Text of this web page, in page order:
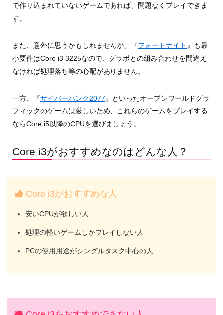
で作り込まれていないゲームであれば、問題なくプレイできま
す。
また、意外に思うかもしれませんが、『フォートナイト 』も最
小要件はCore i3 3225なので、グラボとの組み合わせを間違え
なければ処理落ち等の心配がありません。
一方、『サイバーパンク2077 』といったオープンワールドグラ
フィックのゲームは厳しいため、これらのゲームをプレイする
ならCore i5以降のCPUを選びましょう。
Core i3がおすすめなのはどんな人？
Core i3がおすすめな人
安いCPUが欲しい人
処理の軽いゲームしかプレイしない人
PCの使用用途がシングルタスク中心の人